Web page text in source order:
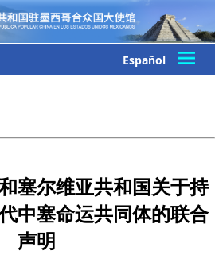
Español
塞尔维亚共和国关于持
中塞命运共同体的联合
声明